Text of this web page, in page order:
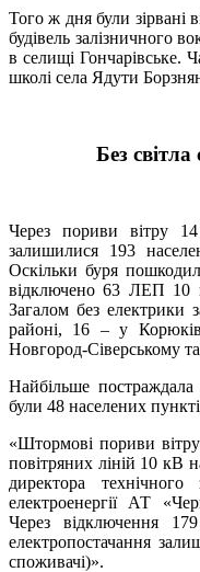
Того ж дня були зірвані
будівель залізничного
в селищі Гончарівське.
школі села Ядути
Без
Через пориви вітру 14
залишилися 193
Оскільки буря
відключено 63 ЛЕП 10
Загалом без електрики
районі, 16 – у
Новгород-Сіверському
Найбільше постраждала
були 48 населених
«Штормові пориви
повітряних ліній 10 кВ
директора
електроенергії АТ
Через відключення
електропостачання
споживачі)».